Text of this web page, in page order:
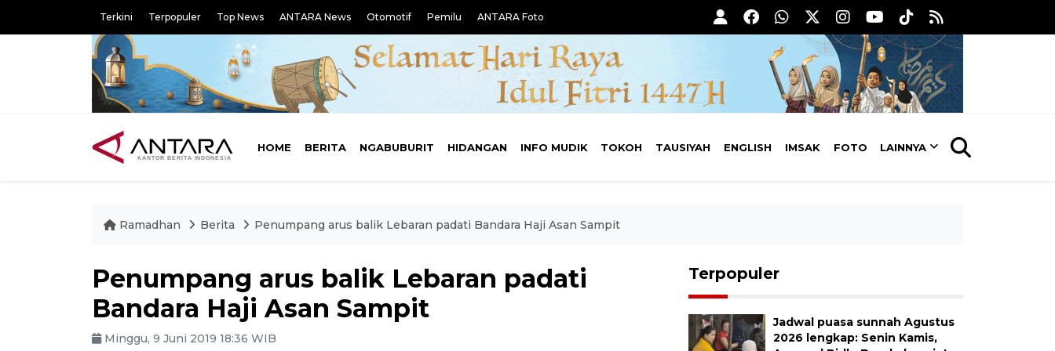
Terkini Terpopuler Top News ANTARA News Otomotif Pemilu ANTARA Foto
HOME BERITA NGABUBURIT HIDANGAN INFO MUDIK TOKOH TAUSIYAH ENGLISH IMSAK FOTO LAINNYA
Ramadhan Berita Penumpang arus balik Lebaran padati Bandara Haji Asan Sampit
Penumpang arus balik Lebaran padati
Bandara Haji Asan Sampit
Minggu, 9 Juni 2019 18:36 WIB
Terpopuler
Jadwal puasa sunnah Agustus
2026 lengkap: Senin Kamis,